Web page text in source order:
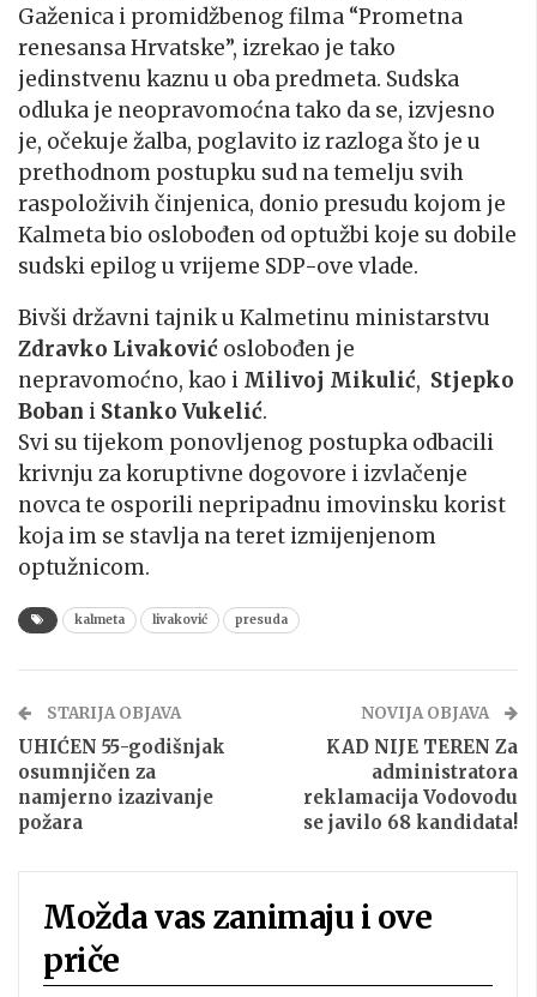
Gaženica i promidžbenog filma “Prometna
renesansa Hrvatske”, izrekao je tako
jedinstvenu kaznu u oba predmeta. Sudska
odluka je neopravomoćna tako da se, izvjesno
je, očekuje žalba, poglavito iz razloga što je u
prethodnom postupku sud na temelju svih
raspoloživih činjenica, donio presudu kojom je
Kalmeta bio oslobođen od optužbi koje su dobile
sudski epilog u vrijeme SDP-ove vlade.
Bivši državni tajnik u Kalmetinu ministarstvu
Zdravko Livaković oslobođen je
nepravomoćno, kao i Milivoj Mikulić, Stjepko
Boban i Stanko Vukelić.
Svi su tijekom ponovljenog postupka odbacili
krivnju za koruptivne dogovore i izvlačenje
novca te osporili nepripadnu imovinsku korist
koja im se stavlja na teret izmijenjenom
optužnicom.
kalmeta livaković presuda
STARIJA OBJAVA
UHIĆEN 55-godišnjak
osumnjičen za
namjerno izazivanje
požara
NOVIJA OBJAVA
KAD NIJE TEREN Za
administratora
reklamacija Vodovodu
se javilo 68 kandidata!
Možda vas zanimaju i ove
priče